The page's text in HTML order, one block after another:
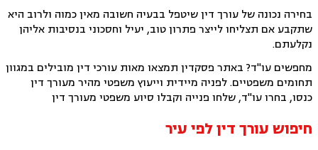
בחירה נכונה של עורך דין שיטפל בבעיה חשובה מאין כמוה ולרוב היא
שתקבע אם תצליחו לייצר פתרון טוב, יעיל וחסכוני בנסיבות אליהן
נקלעתם.
מחפשים עו"ד? באתר פסקדין תמצאו מאות עורכי דין מובילים במגוון
תחומים משפטיים. לפניה מיידית וייעוץ משפטי מהיר מעורך דין
כנסו, בחרו עו"ד, שלחו פנייה וקבלו סיוע משפטי מעורך דין
חיפוש עורך דין לפי עיר